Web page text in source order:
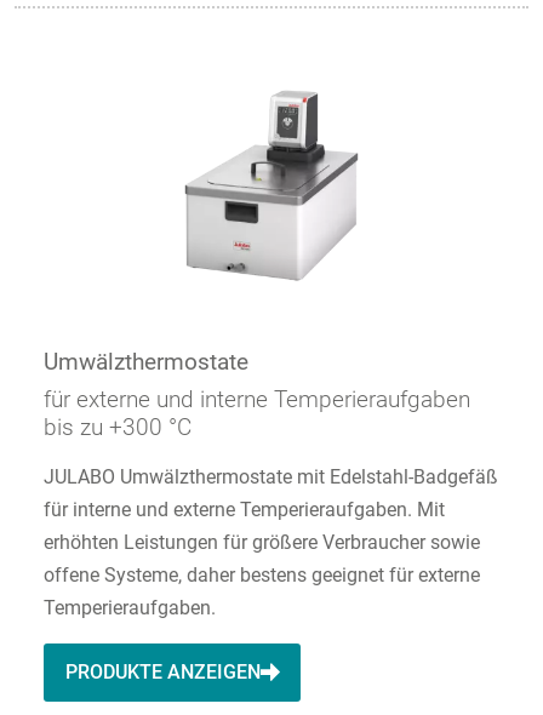
Umwälzthermostate
für externe und interne Temperieraufgaben
bis zu +300 °C
JULABO Umwälzthermostate mit Edelstahl-Badgefäß
für interne und externe Temperieraufgaben. Mit
erhöhten Leistungen für größere Verbraucher sowie
offene Systeme, daher bestens geeignet für externe
Temperieraufgaben.
PRODUKTE ANZEIGEN